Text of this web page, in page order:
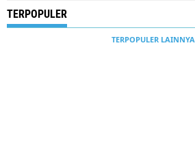
TERPOPULER
TERPOPULER LAINNYA